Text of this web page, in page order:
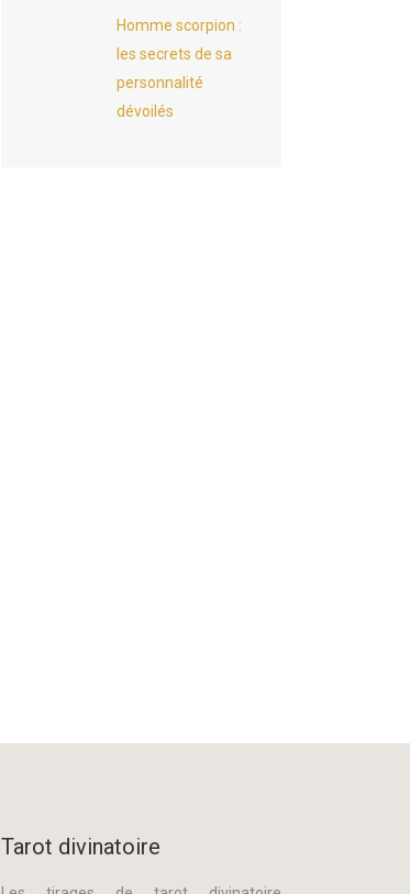
Homme scorpion :
les secrets de sa
personnalité
dévoilés
Tarot divinatoire